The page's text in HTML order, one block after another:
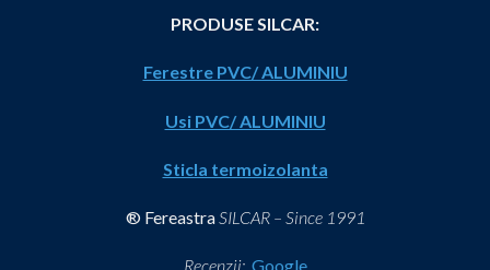
PRODUSE SILCAR:
Ferestre PVC/ ALUMINIU
Usi PVC/ ALUMINIU
Sticla termoizolanta
® FereastraSILCAR – Since 1991
Recenzii: Google